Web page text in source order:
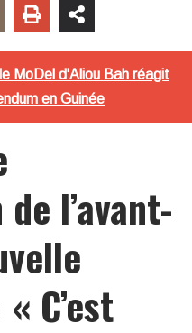
MoDel d'Aliou Bah réagit
en Guinée
l’avant-
C’est